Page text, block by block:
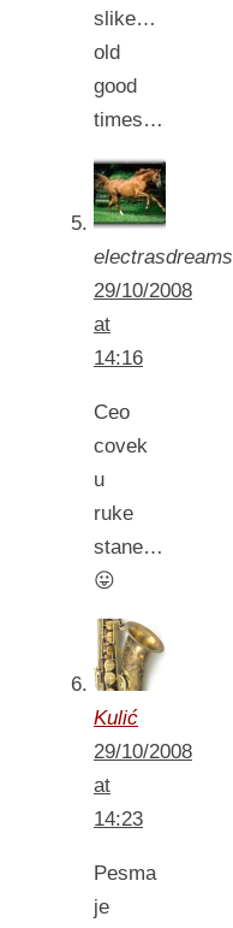
slike…
old
good
times…
electrasdreams
29/10/2008
at
14:16
Ceo
covek
u
ruke
stane…
😛
Kulić
29/10/2008
at
14:23
Pesma
je